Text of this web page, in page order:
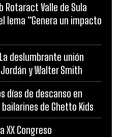
Rotaract Valle de Sula
lema “Genera un impacto
deslumbrante unión
y Walter Smith
días de descanso en
de Ghetto Kids
XX Congreso